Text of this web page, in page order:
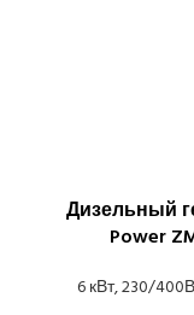
Дизельный
Power
6 кВт, 230/